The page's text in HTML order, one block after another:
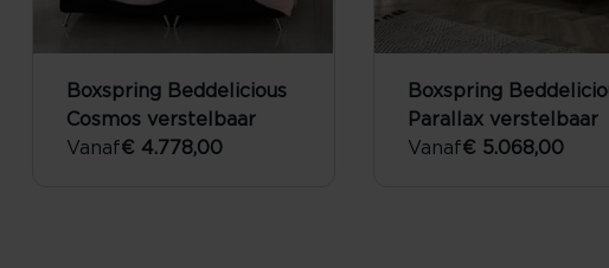
Boxspring Beddelicious
Cosmos verstelbaar
Vanaf€ 4.778,00
Boxspring
Parallax verstelbaar
Vanaf€ 5.068,00